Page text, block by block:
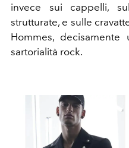
invece sui cappelli,
strutturate, e sulle
Hommes,
sartorialità rock.